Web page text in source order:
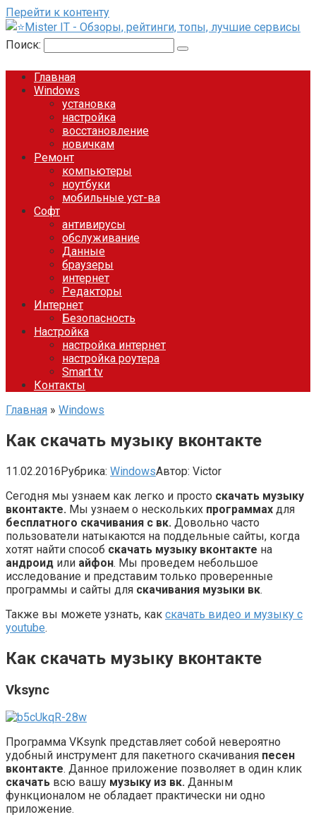
Перейти к контенту
Поиск:
Главная
Windows
установка
настройка
восстановление
новичкам
Ремонт
компьютеры
ноутбуки
мобильные уст-ва
Софт
антивирусы
обслуживание
Данные
браузеры
интернет
Редакторы
Интернет
Безопасность
Настройка
настройка интернет
настройка роутера
Smart tv
Контакты
Главная » Windows
Как скачать музыку вконтакте
11.02.2016Рубрика: WindowsАвтор: Victor
Сегодня мы узнаем как легко и просто скачать музыку
вконтакте. Мы узнаем о нескольких программах для
бесплатного скачивания с вк. Довольно часто
пользователи натыкаются на поддельные сайты, когда
хотят найти способ скачать музыку вконтакте на
андроид или айфон. Мы проведем небольшое
исследование и представим только проверенные
программы и сайты для скачивания музыки вк.
Также вы можете узнать, как скачать видео и музыку с
youtube.
Как скачать музыку вконтакте
Vksync
Программа VKsynk представляет собой невероятно
удобный инструмент для пакетного скачивания песен
вконтакте. Данное приложение позволяет в один клик
скачать всю вашу музыку из вк. Данным
функционалом не обладает практически ни одно
приложение.